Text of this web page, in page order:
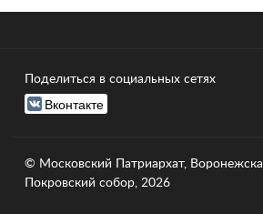
Поделиться в социальных сетях
Вконтакте
© Московский Патриархат,
Покровский собор, 2026